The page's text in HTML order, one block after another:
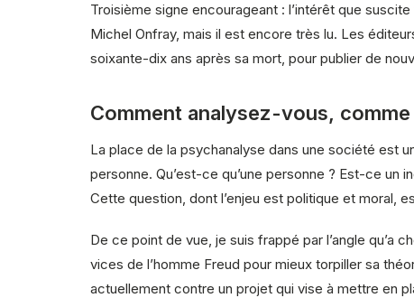
Troisième signe encourageant : l’intérêt que
Michel Onfray, mais il est encore très lu. Les
soixante-dix ans après sa mort, pour publier de
Comment analysez-vous,
La place de la psychanalyse dans une société est
personne. Qu’est-ce qu’une personne ? Est-ce un
Cette question, dont l’enjeu est politique et moral,
De ce point de vue, je suis frappé par l’angle qu’a
vices de l’homme Freud pour mieux torpiller sa
actuellement contre un projet qui vise à mettre en